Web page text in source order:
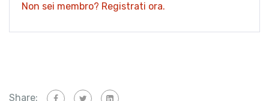
Non sei membro? Registrati ora.
Share: